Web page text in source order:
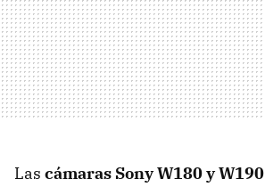
Las cámaras Sony W180 y W190